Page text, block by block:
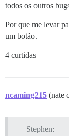
todos os outros
Por que me levar
um botão.
4 curtidas
ncaming215 (nate
Stephen: